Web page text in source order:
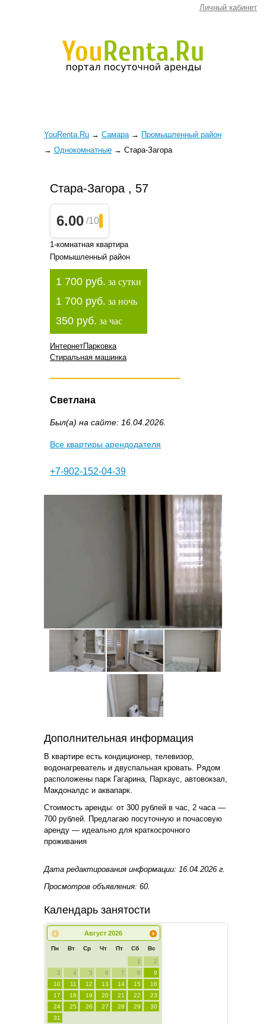
Личный кабинет
YouRenta.Ru → Самара → Промышленный район
→ Однокомнатные → Стара-Загора
Стара-Загора , 57
6.00 /10
1-комнатная квартира
Промышленный район
1 700 руб. за сутки
1 700 руб. за ночь
350 руб. за час
ИнтернетПарковка
Стиральная машинка
Светлана
Был(а) на сайте: 16.04.2026.
Все квартиры арендодателя
+7-902-152-04-39
Дополнительная информация
В квартире есть кондиционер, телевизор,
водонагреватель и двуспальная кровать. Рядом
расположены парк Гагарина, Пархаус, автовокзал,
Макдоналдс и аквапарк.
Стоимость аренды: от 300 рублей в час, 2 часа —
700 рублей. Предлагаю посуточную и почасовую
аренду — идеально для краткосрочного
проживания
Дата редактирования информации: 16.04.2026 г.
Просмотров объявления: 60.
Календарь занятости
Август 2026
Пн Вт Ср Чт Пт Сб Вс
1
2
3
4 5 6 7 8
9
10
11 12 13 14 15
16
17
18 19 20 21 22
23
24
25 26 27 28 29
30
31